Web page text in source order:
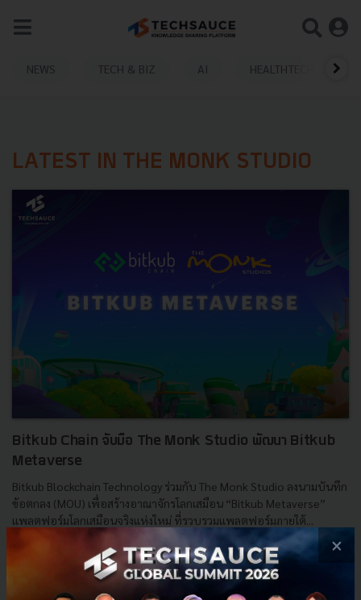
NEWS TECH & BIZ AI HEALTHTECH
LATEST IN THE MONK STUDIO
Bitkub Chain จับมือ The Monk Studio พัฒนา Bitkub
Metaverse
Bitkub Blockchain Technology ร่วมกับ The Monk Studio ลงนามบันทึก
ข้อตกลง (MOU) เพื่อสร้างอาณาจักรโลกเสมือน “Bitkub Metaverse”
แพลตฟอร์มโลกเสมือนจริงแห่งใหม่ ที่รวบรวมแพลตฟอร์มภายใต้...
| ByTechsauce Team
bitkub metaverse The Monk Studio Bitkub Metaverse
×